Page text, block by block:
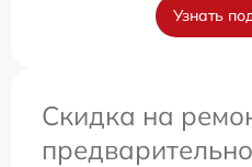
Узнать
Скидка на